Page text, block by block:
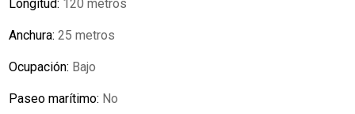
Longitud: 120 metros
Anchura:25 metros
Ocupación: Bajo
Paseo marítimo: No